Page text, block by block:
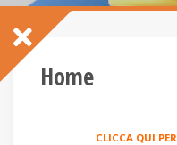
Home
CLICCA QUI